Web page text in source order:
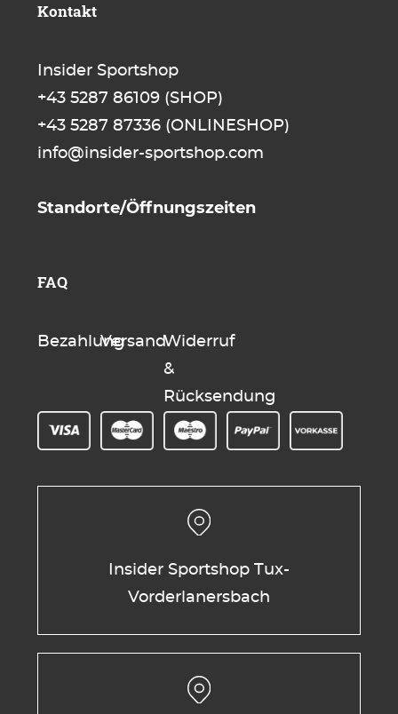
Kontakt
Insider Sportshop
+43 5287 86109 (SHOP)
+43 5287 87336 (ONLINESHOP)
info@insider-sportshop.com
Standorte/Öffnungszeiten
FAQ
BezahlungVersandWiderruf
&
Rücksendung
Insider Sportshop Tux-
Vorderlanersbach